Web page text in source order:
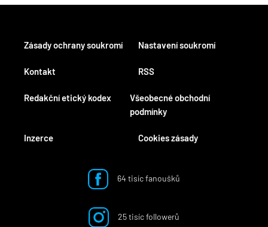
Kontakt
Redakční etický kodex
Inzerce
RSS
Všeobecné obchodní
podmínky
Cookies zásady
Zásady ochrany soukromí Nastavení soukromí
64 tisíc fanoušků
25 tisíc followerů